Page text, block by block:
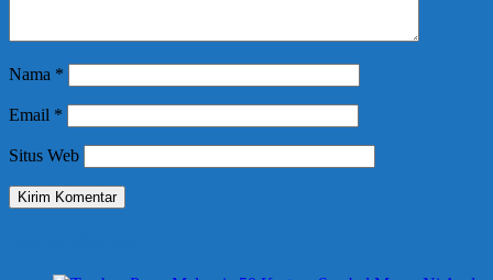
Nama *
Email *
Situs Web